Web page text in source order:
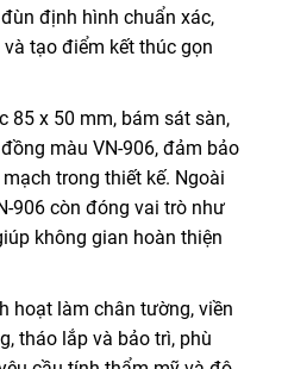
định hình chuẩn xác,
tạo điểm kết thúc gọn
85 x 50 mm, bám sát sàn,
màu VN-906, đảm bảo
trong thiết kế. Ngoài
906 còn đóng vai trò như
không gian hoàn thiện
hoạt làm chân tường, viền
tháo lắp và bảo trì, phù